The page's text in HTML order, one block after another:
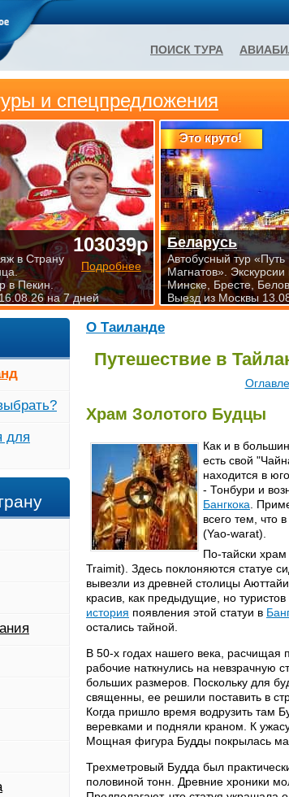
О Таиланде
Путешествие в
Храм Золотого Будцы
Как и в
есть свой
находится в
- Тонбури и
Бангкока .
всего тем, что
(Yao-warat).
По-тайски
Traimit). Здесь поклоняются статуе
вывезли из древней столицы
красив, как предыдущие, но
история появления этой статуи в
остались тайной.
В 50-х годах нашего века, расчищая
рабочие наткнулись на невзрачную
больших размеров. Поскольку для
священны, ее решили поставить в
Когда пришло время водрузить там
веревками и подняли краном. К ужасу
Мощная фигура Будды покрылась
Трехметровый Будда был
половиной тонн. Древние хроники
для
и спецпредложения
103039р
Подробнее
в Страну
в Пекин.
на 7 дней
Это круто!
Беларусь
Автобусный тур «Путь
Магнатов». Экскурсии
Минске, Бресте,
Выезд из Москвы
ПОИСК ТУРА